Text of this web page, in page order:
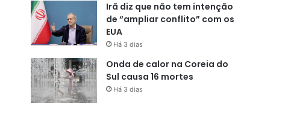
Irã diz que não tem intenção
de “ampliar conflito” com os
EUA
Há 3 dias
Onda de calor na Coreia do
Sul causa 16 mortes
Há 3 dias